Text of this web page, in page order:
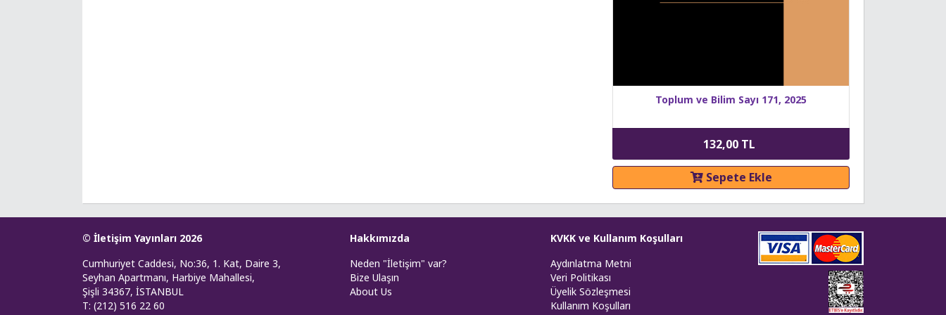
Toplum ve Bilim Sayı 171, 2025
132,00 TL
Sepete Ekle
© İletişim Yayınları 2026
Cumhuriyet Caddesi, No:36, 1. Kat, Daire 3,
Seyhan Apartmanı, Harbiye Mahallesi,
Şişli 34367, İSTANBUL
T: (212) 516 22 60
Hakkımızda
Neden "İletişim" var?
Bize Ulaşın
About Us
KVKK ve Kullanım Koşulları
Aydınlatma Metni
Veri Politikası
Üyelik Sözleşmesi
Kullanım Koşulları